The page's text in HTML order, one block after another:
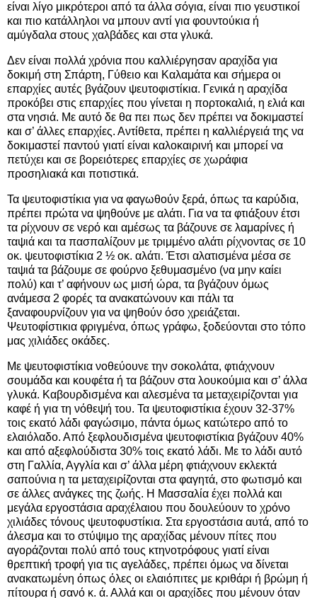
είναι λίγο μικρότεροι από τα άλλα σόγια, είναι πιο γευστικοί
και πιο κατάλληλοι να μπουν αντί για φουντούκια ή
αμύγδαλα στους χαλβάδες και στα γλυκά.
Δεν είναι πολλά χρόνια που καλλιέργησαν αραχίδα για
δοκιμή στη Σπάρτη, Γύθειο και Καλαμάτα και σήμερα οι
επαρχίες αυτές βγάζουν ψευτοφιστίκια. Γενικά η αραχίδα
προκόβει στις επαρχίες που γίνεται η πορτοκαλιά, η ελιά και
στα νησιά. Με αυτό δε θα πει πως δεν πρέπει να δοκιμαστεί
και σ’ άλλες επαρχίες. Αντίθετα, πρέπει η καλλιέργειά της να
δοκιμαστεί παντού γιατί είναι καλοκαιρινή και μπορεί να
πετύχει και σε βορειότερες επαρχίες σε χωράφια
προσηλιακά και ποτιστικά.
Τα ψευτοφιστίκια για να φαγωθούν ξερά, όπως τα καρύδια,
πρέπει πρώτα να ψηθούνε με αλάτι. Για να τα φτιάξουν έτσι
τα ρίχνουν σε νερό και αμέσως τα βάζουνε σε λαμαρίνες ή
ταψιά και τα πασπαλίζουν με τριμμένο αλάτι ρίχνοντας σε 10
οκ. ψευτοφιστίκια 2 ½ oκ. αλάτι. Έτσι αλατισμένα μέσα σε
ταψιά τα βάζουμε σε φούρνο ξεθυμασμένο (να μην καίει
πολύ) και τ’ αφήνουν ως μισή ώρα, τα βγάζουν όμως
ανάμεσα 2 φορές τα ανακατώνουν και πάλι τα
ξαναφουρνίζουν για να ψηθούν όσο χρειάζεται.
Ψευτοφίστικια φριγμένα, όπως γράφω, ξοδεύονται στο τόπο
μας χιλιάδες οκάδες.
Με ψευτοφιστίκια νοθεύουνε την σοκολάτα, φτιάχνουν
σουμάδα και κουφέτα ή τα βάζουν στα λουκούμια και σ’ άλλα
γλυκά. Καβουρδισμένα και αλεσμένα τα μεταχειρίζονται για
καφέ ή για τη νόθεψή του. Τα ψευτοφιστίκια έχουν 32-37%
τοις εκατό λάδι φαγώσιμο, πάντα όμως κατώτερο από το
ελαιόλαδο. Από ξεφλουδισμένα ψευτοφιστίκια βγάζουν 40%
και από αξεφλούδιστα 30% τοις εκατό λάδι. Με το λάδι αυτό
στη Γαλλία, Αγγλία και σ’ άλλα μέρη φτιάχνουν εκλεκτά
σαπούνια η τα μεταχειρίζονται στα φαγητά, στο φωτισμό και
σε άλλες ανάγκες της ζωής. Η Μασσαλία έχει πολλά και
μεγάλα εργοστάσια αραχέλαιου που δουλεύουν το χρόνο
χιλιάδες τόνους ψευτοφυστίκια. Στα εργοστάσια αυτά, από το
άλεσμα και το στύψιμο της αραχίδας μένουν πίτες που
αγοράζονται πολύ από τους κτηνοτρόφους γιατί είναι
θρεπτική τροφή για τις αγελάδες, πρέπει όμως να δίνεται
ανακατωμένη όπως όλες οι ελαιόπιτες με κριθάρι ή βρώμη ή
πίτουρα ή σανό κ. ά. Αλλά και οι αραχίδες που μένουν όταν